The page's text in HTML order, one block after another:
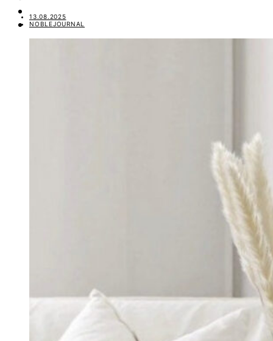
ART
TRAVEL
13.08.2025
NOBLEJOURNAL